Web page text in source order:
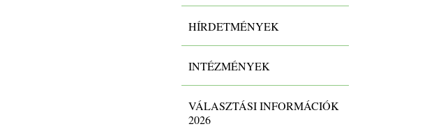
HÍRDETMÉNYEK
INTÉZMÉNYEK
VÁLASZTÁSI INFORMÁCIÓK
2026